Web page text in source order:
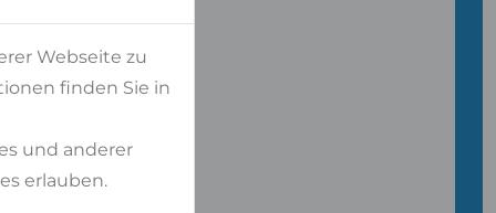
Webseite zu
finden Sie in
und anderer
erlauben.